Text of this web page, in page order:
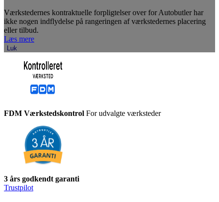
Værkstedernes kontraktuelle forpligtelser over for Autobutler har
ikke nogen indflydelse på rangeringen af værkstedernes placering
eller tilbud.
Læs mere
Luk
FDM Værkstedskontrol For udvalgte værksteder
3 års godkendt garanti
Trustpilot